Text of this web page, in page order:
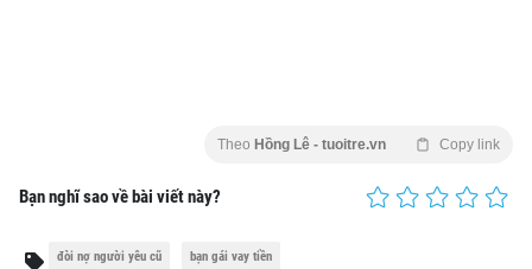
Theo Hồng Lê - tuoitre.vn Copy link
Bạn nghĩ sao về bài viết này?
đòi nợ người yêu cũ bạn gái vay tiền